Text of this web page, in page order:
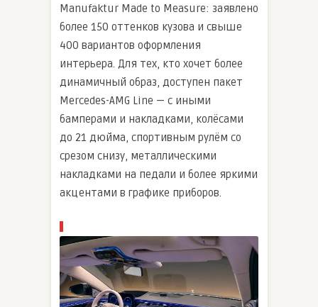
Manufaktur Made to Measure: заявлено
более 150 оттенков кузова и свыше
400 вариантов оформления
интерьера. Для тех, кто хочет более
динамичный образ, доступен пакет
Mercedes-AMG Line — с иными
бамперами и накладками, колёсами
до 21 дюйма, спортивным рулём со
срезом снизу, металлическими
накладками на педали и более яркими
акцентами в графике приборов.